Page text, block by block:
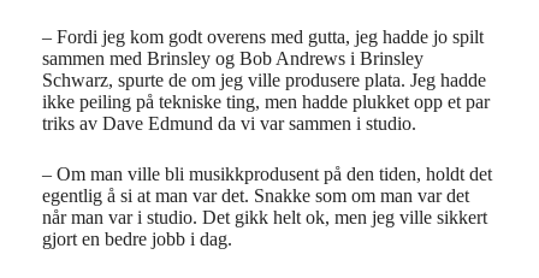
– Fordi jeg kom godt overens med gutta, jeg hadde jo spilt
sammen med Brinsley og Bob Andrews i Brinsley
Schwarz, spurte de om jeg ville produsere plata. Jeg hadde
ikke peiling på tekniske ting, men hadde plukket opp et par
triks av Dave Edmund da vi var sammen i studio.
– Om man ville bli musikkprodusent på den tiden, holdt det
egentlig å si at man var det. Snakke som om man var det
når man var i studio. Det gikk helt ok, men jeg ville sikkert
gjort en bedre jobb i dag.